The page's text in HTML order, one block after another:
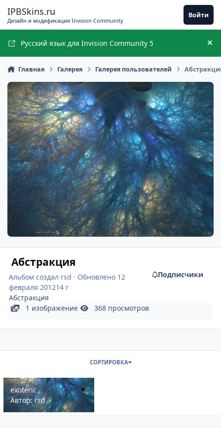
IPBSkins.ru
Дизайн и модификация Invision Community
Войти
Русский язык для Invision Community 5
Главная Галерея Галерея пользователей
Абстракция
Альбом создал rsd · Обновлено 12
февраля 201214 г
Подписчики
Абстракция
1 изображение
368 просмотров
СОРТИРОВКА
exoteric
exoteric
Автор:rsd